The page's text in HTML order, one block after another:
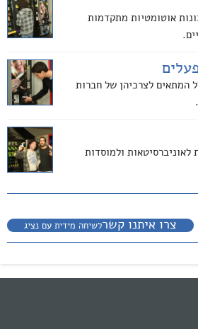
אוטומטיות מתקדמות
המתאים לצרכיהן של חברות
לאוניברסיטאות ולמוסדות
צרו איתנו קשרלשיחה מידית עם נציג